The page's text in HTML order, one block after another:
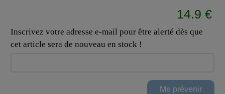
14.9 €
Inscrivez votre adresse e-mail pour être alerté dès que
cet article sera de nouveau en stock !